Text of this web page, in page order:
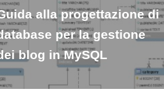
alla progettazione di
per la gestione
blog in MySQL